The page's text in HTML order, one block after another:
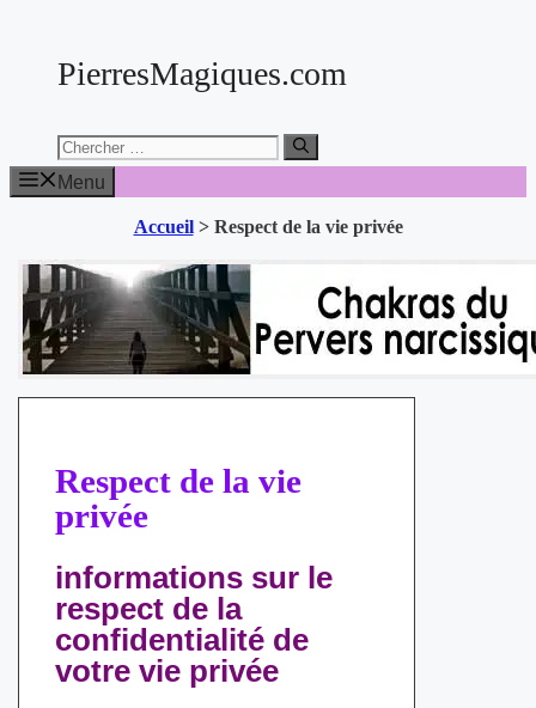
contenuPierresMagiques.com
Chercher:
Menu
Accueil> Respect de la vie privée
Respect de la vie
privée
informations sur le
respect de la
confidentialité de
votre vie privée